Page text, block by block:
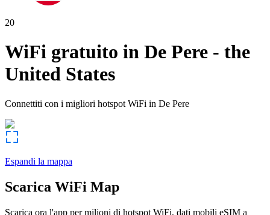
20
WiFi gratuito in De Pere - the
United States
Connettiti con i migliori hotspot WiFi in De Pere
Espandi la mappa
Scarica WiFi Map
Scarica ora l'app per milioni di hotspot WiFi, dati mobili eSIM a